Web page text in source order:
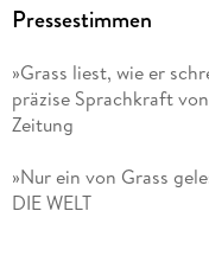
Pressestimmen
»Grass liest, wie er
präzise Sprachkraft
Zeitung
»Nur ein von Grass
DIE WELT